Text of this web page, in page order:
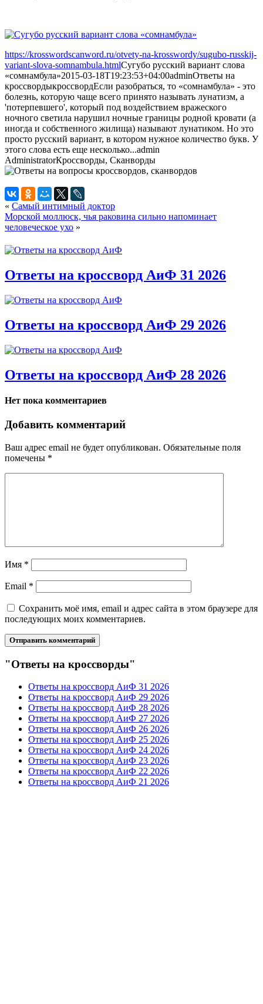
https://krosswordscanword.ru/otvety-na-krosswordy/sugubo-russkij-
variant-slova-somnambula.htmlСугубо русский вариант слова
«сомнамбула»2015-03-18T19:23:53+04:00adminОтветы на
кроссвордыкроссвордЕсли разобраться, то «сомнамбула» - это
болезнь, которую чаще всего принято называть лунатизм, а
'потерпевшего', который под воздействием вражеского
ночного светила нарушил ночные границы родной кровати (а
иногда и собственного жилища) называют лунатиком. Но это
просто русский вариант, в котором нужное количество букв. У
этого слова есть еще несколько...admin
AdministratorКроссворды, Сканворды
« Самый интимный доктор
Морской моллюск, чья раковина сильно напоминает
человеческое ухо »
Ответы на кроссворд АиФ 31 2026
Ответы на кроссворд АиФ 29 2026
Ответы на кроссворд АиФ 28 2026
Нет пока комментариев
Добавить комментарий
Ваш адрес email не будет опубликован. Обязательные поля
помечены *
Имя *
Email *
Сохранить моё имя, email и адрес сайта в этом браузере для
последующих моих комментариев.
"Ответы на кроссворды"
Ответы на кроссворд АиФ 31 2026
Ответы на кроссворд АиФ 29 2026
Ответы на кроссворд АиФ 28 2026
Ответы на кроссворд АиФ 27 2026
Ответы на кроссворд АиФ 26 2026
Ответы на кроссворд АиФ 25 2026
Ответы на кроссворд АиФ 24 2026
Ответы на кроссворд АиФ 23 2026
Ответы на кроссворд АиФ 22 2026
Ответы на кроссворд АиФ 21 2026